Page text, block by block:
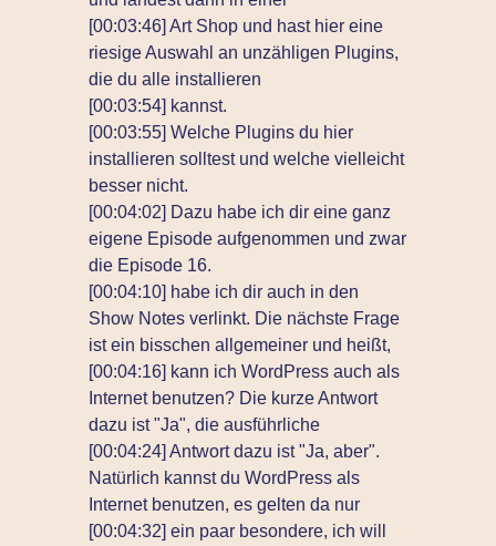
[00:03:46] Art Shop und hast hier eine
riesige Auswahl an unzähligen Plugins,
die du alle installieren
[00:03:54] kannst.
[00:03:55] Welche Plugins du hier
installieren solltest und welche vielleicht
besser nicht.
[00:04:02] Dazu habe ich dir eine ganz
eigene Episode aufgenommen und zwar
die Episode 16.
[00:04:10] habe ich dir auch in den
Show Notes verlinkt. Die nächste Frage
ist ein bisschen allgemeiner und heißt,
[00:04:16] kann ich WordPress auch als
Internet benutzen? Die kurze Antwort
dazu ist "Ja", die ausführliche
[00:04:24] Antwort dazu ist "Ja, aber".
Natürlich kannst du WordPress als
Internet benutzen, es gelten da nur
[00:04:32] ein paar besondere, ich will